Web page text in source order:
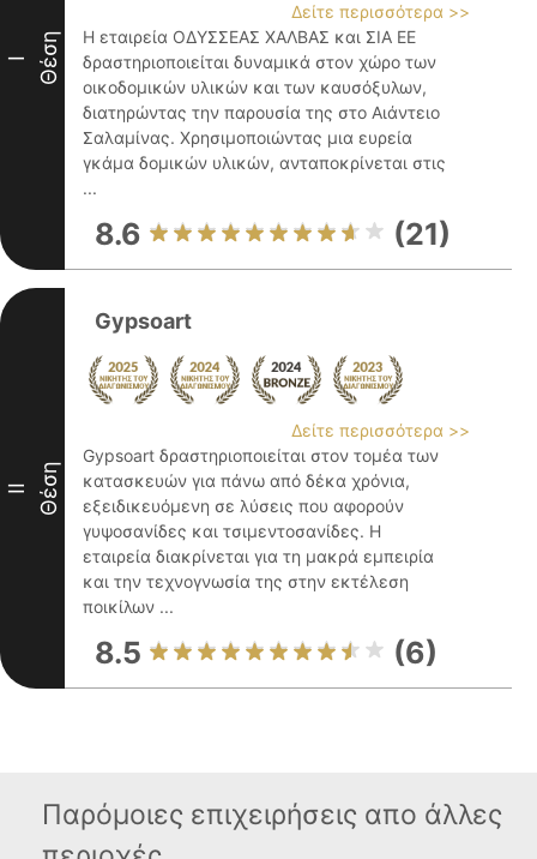
I Θέση
Δείτε περισσότερα >>
Η εταιρεία ΟΔΥΣΣΕΑΣ ΧΑΛΒΑΣ και ΣΙΑ ΕΕ
δραστηριοποιείται δυναμικά στον χώρο των
οικοδομικών υλικών και των καυσόξυλων,
διατηρώντας την παρουσία της στο Αιάντειο
Σαλαμίνας. Χρησιμοποιώντας μια ευρεία
γκάμα δομικών υλικών, ανταποκρίνεται στις
...
8.6 (21)
II Θέση
Gypsoart
Δείτε περισσότερα >>
Gypsoart δραστηριοποιείται στον τομέα των
κατασκευών για πάνω από δέκα χρόνια,
εξειδικευόμενη σε λύσεις που αφορούν
γυψοσανίδες και τσιμεντοσανίδες. Η
εταιρεία διακρίνεται για τη μακρά εμπειρία
και την τεχνογνωσία της στην εκτέλεση
ποικίλων ...
8.5 (6)
Παρόμοιες επιχειρήσεις απο άλλες